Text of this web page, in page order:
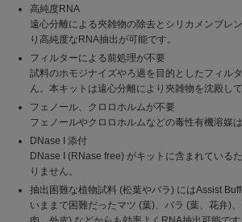
高純度RNA
遠心分離による夾雑物の除去とシリカメンブレ
り高純度なRNA抽出が可能です。
フィルターによる前処理が不要
試料のホモジナイズやろ過を目的としたフィル
ん。本キットは遠心分離により夾雑物を沈殿して
フェノール、クロロホルムが不要
フェノールやクロロホルムなどの毒性有機溶媒
DNase I 添付
DNase I (RNase free) がキットに含まれている
りません。
抽出困難な植物試料 (松葉やバラ) にはAssist
いままで困難だったマツ (葉)、バラ (葉、花弁)